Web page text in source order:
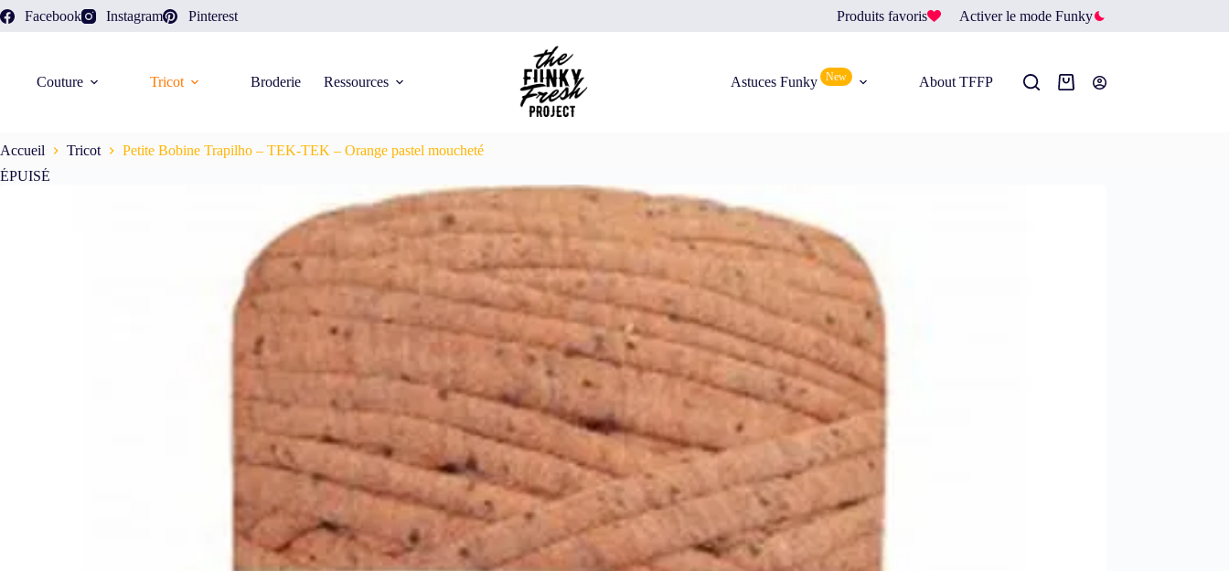
Facebook Instagram Pinterest Produits favoris Activer le mode Funky
Couture Tricot Broderie Ressources Astuces Funky New About TFFP
Accueil Tricot
Petite Bobine Trapilho – TEK-TEK – Orange pastel moucheté
ÉPUISÉ